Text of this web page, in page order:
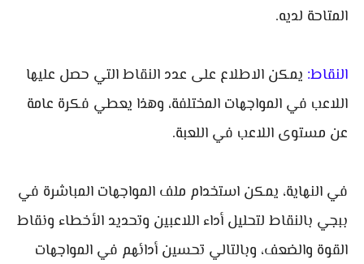
المتاحة لديه.
النقاط: يمكن الاطلاع على عدد النقاط التي حصل عليها
اللاعب في المواجهات المختلفة، وهذا يعطي فكرة عامة
عن مستوى اللاعب في اللعبة.
في النهاية، يمكن استخدام ملف المواجهات المباشرة في
ببجي بالنقاط لتحليل أداء اللاعبين وتحديد الأخطاء ونقاط
القوة والضعف، وبالتالي تحسين أدائهم في المواجهات